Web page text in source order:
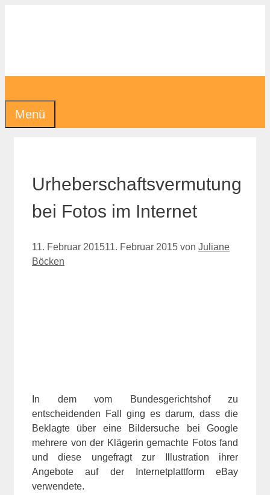
Menü
Urheberschaftsvermutung
bei Fotos im Internet
11. Februar 201511. Februar 2015 von Juliane
Böcken
In dem vom Bundesgerichtshof zu
entscheidenden Fall ging es darum, dass die
Beklagte über eine Bildersuche bei Google
mehrere von der Klägerin gemachte Fotos fand
und diese ungefragt zur Illustration ihrer
Angebote auf der Internetplattform eBay
verwendete.